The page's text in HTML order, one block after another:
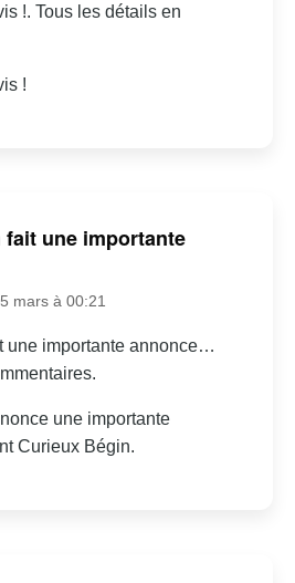
!. Tous les détails en
!
une importante
mars à 00:21
une importante annonce…
une importante
Curieux Bégin.